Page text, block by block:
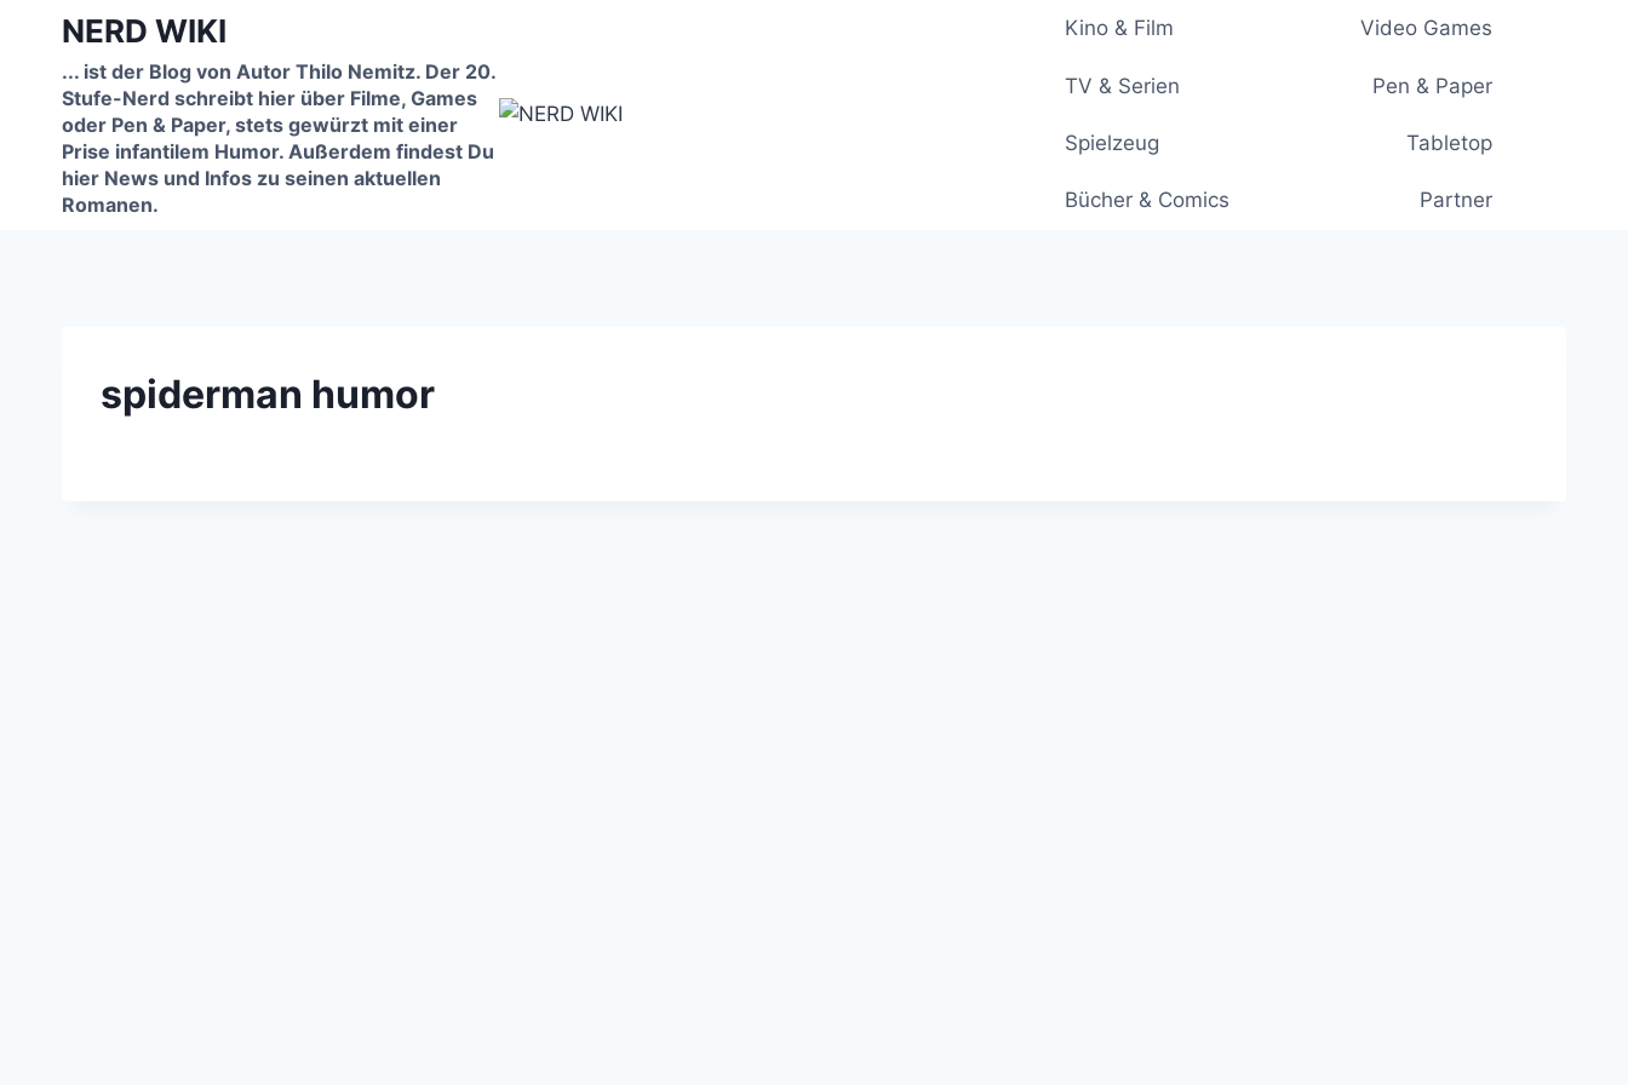
springen
NERD WIKI
... ist der Blog von Autor Thilo Nemitz. Der 20.
Stufe-Nerd schreibt hier über Filme, Games
oder Pen & Paper, stets gewürzt mit einer
Prise infantilem Humor. Außerdem findest Du
hier News und Infos zu seinen aktuellen
Romanen.
Kino & Film Video Games
TV & Serien Pen & Paper
Spielzeug Tabletop
Bücher & Comics Partner
spiderman humor